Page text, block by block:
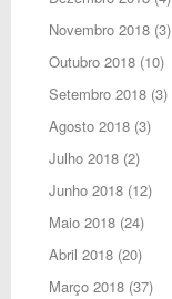
Novembro 2018(3)
Outubro 2018(10)
Setembro 2018(3)
Agosto 2018(3)
Julho 2018(2)
Junho 2018(12)
Maio 2018(24)
Abril 2018(20)
Março 2018(37)